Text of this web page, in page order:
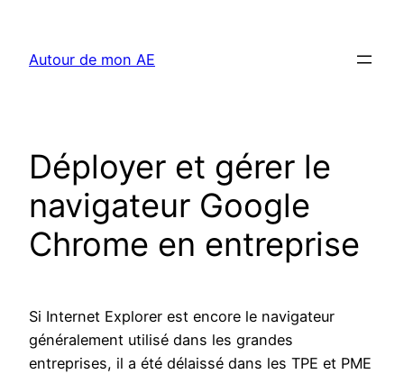
contenu
Autour de mon AE
Déployer et gérer le
navigateur Google
Chrome en entreprise
Si Internet Explorer est encore le navigateur
généralement utilisé dans les grandes
entreprises, il a été délaissé dans les TPE et PME